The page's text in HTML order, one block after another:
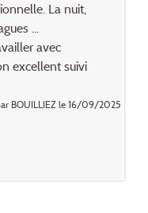
La nuit,
...
avec
excellent suivi
BOUILLIEZ le 16/09/2025